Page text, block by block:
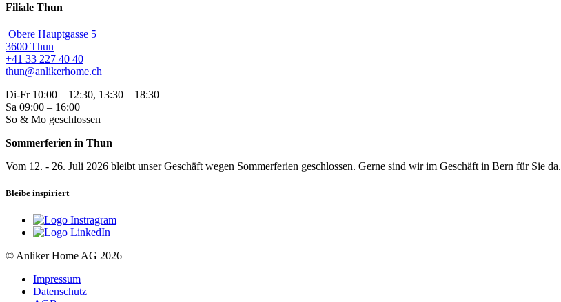
Filiale Thun
Obere Hauptgasse 5
3600 Thun
+41 33 227 40 40
thun@anlikerhome.ch
Di-Fr 10:00 – 12:30, 13:30 – 18:30
Sa 09:00 – 16:00
So & Mo geschlossen
Sommerferien in Thun
Vom 12. - 26. Juli 2026 bleibt unser Geschäft wegen Sommerferien geschlossen. Gerne sind wir im Geschäft in Bern für Sie da.
Bleibe inspiriert
© Anliker Home AG 2026
Impressum
Datenschutz